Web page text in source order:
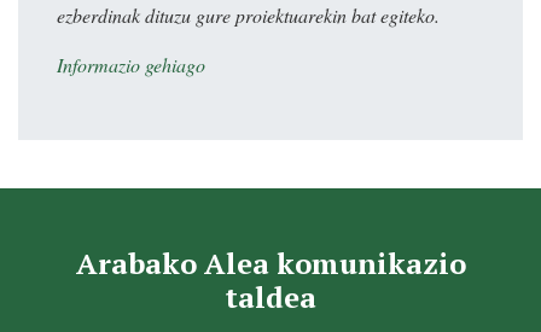
ezberdinak dituzu gure proiektuarekin bat egiteko.
Informazio gehiago
Arabako Alea komunikazio
taldea